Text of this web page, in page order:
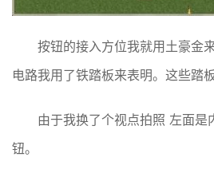
按钮的接入方位我就用土豪金
电路我用了铁踏板来表明。这些踏
由于我换了个视点拍照 左面是
钮。